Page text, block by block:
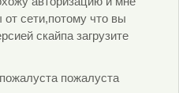
сети,потому что вы
скайпа загрузите
пожалуста